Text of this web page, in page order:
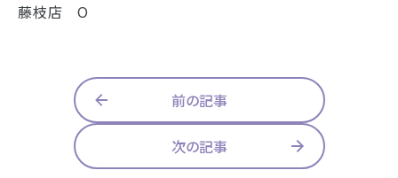
藤枝店 O
前の記事
次の記事